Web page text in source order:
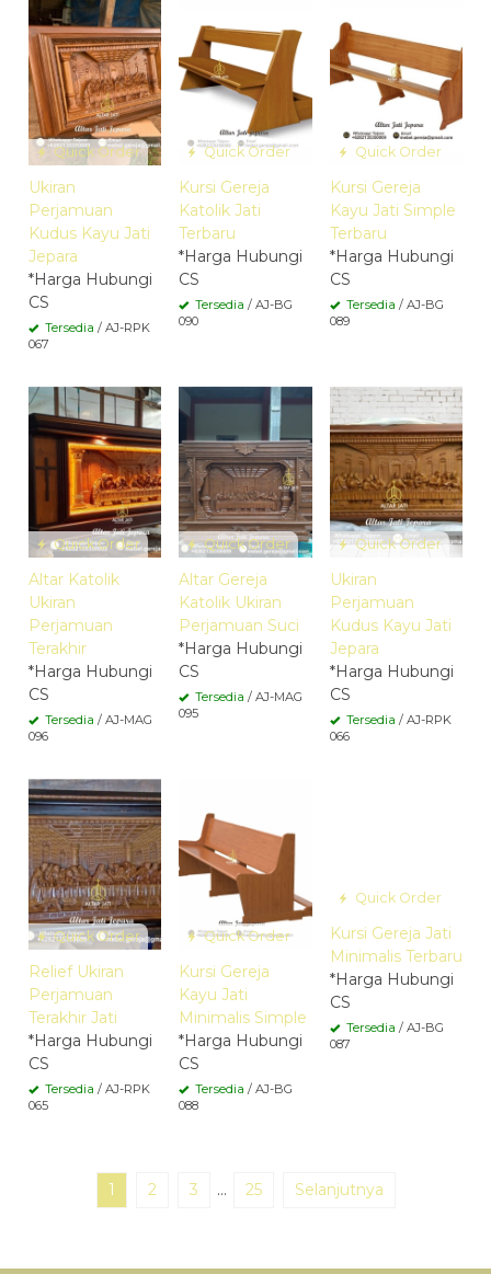
Quick Order
Ukiran
Perjamuan
Kudus Kayu Jati
Jepara
*Harga Hubungi
CS
Tersedia / AJ-RPK
067
Quick Order
Kursi Gereja
Katolik Jati
Terbaru
*Harga Hubungi
CS
Tersedia / AJ-BG
090
Quick Order
Kursi Gereja
Kayu Jati Simple
Terbaru
*Harga Hubungi
CS
Tersedia / AJ-BG
089
Quick Order
Altar Katolik
Ukiran
Perjamuan
Terakhir
*Harga Hubungi
CS
Tersedia / AJ-MAG
096
Quick Order
Altar Gereja
Katolik Ukiran
Perjamuan Suci
*Harga Hubungi
CS
Tersedia / AJ-MAG
095
Quick Order
Ukiran
Perjamuan
Kudus Kayu Jati
Jepara
*Harga Hubungi
CS
Tersedia / AJ-RPK
066
Quick Order
Relief Ukiran
Perjamuan
Terakhir Jati
*Harga Hubungi
CS
Tersedia / AJ-RPK
065
Quick Order
Kursi Gereja
Kayu Jati
Minimalis Simple
*Harga Hubungi
CS
Tersedia / AJ-BG
088
Quick Order
Kursi Gereja Jati
Minimalis Terbaru
*Harga Hubungi
CS
Tersedia / AJ-BG
087
1 2 3 … 25 Selanjutnya